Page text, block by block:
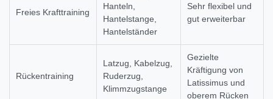
Freies Krafttraining
Hanteln,
Hantelstange,
Hantelständer
Sehr flexibel und
gut erweiterbar
Rückentraining
Latzug, Kabelzug,
Ruderzug,
Klimmzugstange
Gezielte
Kräftigung von
Latissimus und
oberem Rücken